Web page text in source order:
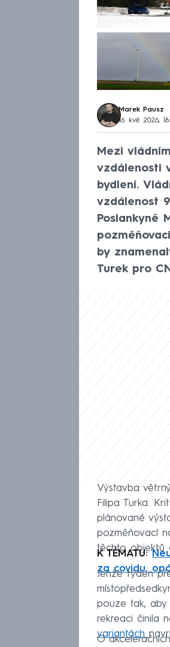
Marek Pausz
16. kvě 2026,
Mezi
vzdálenosti
bydlení.
vzdálenost
Poslankyně
by
Turek pro
Výstavba
Filipa Turka.
plánované
pozměňovací
těchto objektů
K TÉMATU:
za covidu,
Jenže týden
pouze tak, aby
rekreaci činila
variantách
O